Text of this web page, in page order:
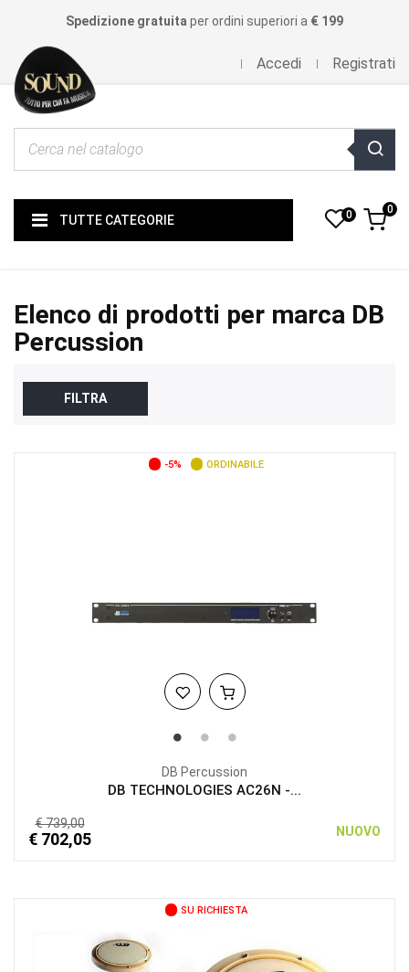
Spedizione gratuita per ordini superiori a € 199
Accedi Registrati
TUTTE CATEGORIE 0 0
Elenco di prodotti per marca DB
Percussion
FILTRA
-5% ORDINABILE
DB Percussion
DB TECHNOLOGIES AC26N -...
€ 739,00
€ 702,05 NUOVO
SU RICHIESTA